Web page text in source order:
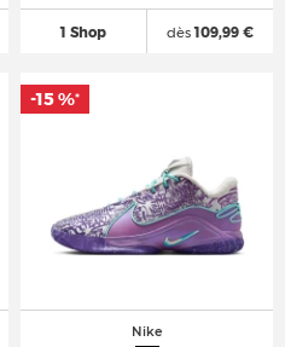
1 Shop dès109,99 €
Nike
-15 %*